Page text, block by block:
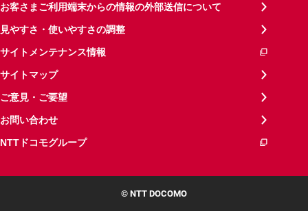
お客さまご利用端末からの情報の外部送信について
見やすさ・使いやすさの調整
サイトメンテナンス情報
サイトマップ
ご意見・ご要望
お問い合わせ
NTTドコモグループ
© NTT DOCOMO